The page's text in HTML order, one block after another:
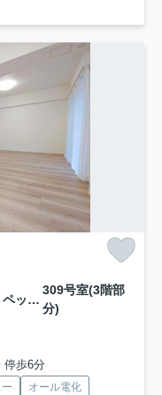
アークプラザ戸塚【仲介手数料無料】ペット可♪
309号室(3階部
分)
停歩6分
オール電化